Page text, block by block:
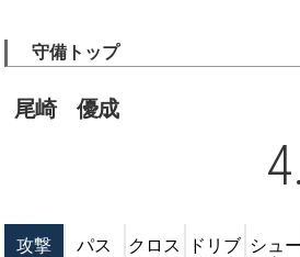
守備トップ
尾崎 優成
攻撃 パス クロス
ドリブ シュー